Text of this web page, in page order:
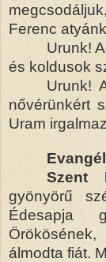
Ferenc
Urunk!
és koldusok
Urunk!
nővérünkért
Uram
Szent
gyönyörű
Édesapja
álmodta fiát.